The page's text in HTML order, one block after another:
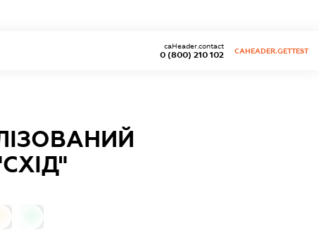
0 (800) 210 102
caHeader.contact
CAHEADER.GETTEST